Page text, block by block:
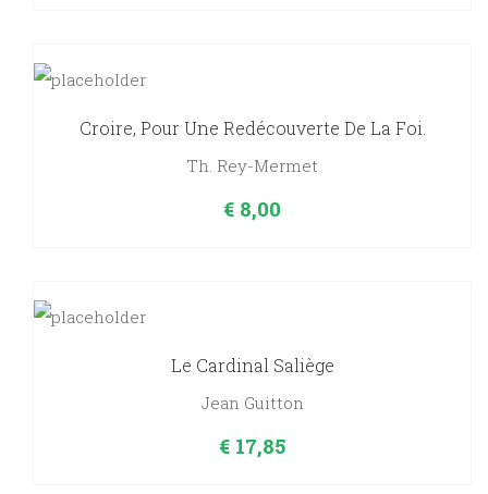
Croire, Pour Une Redécouverte De La Foi.
Th. Rey-Mermet
€ 8,00
Le Cardinal Saliège
Jean Guitton
€ 17,85